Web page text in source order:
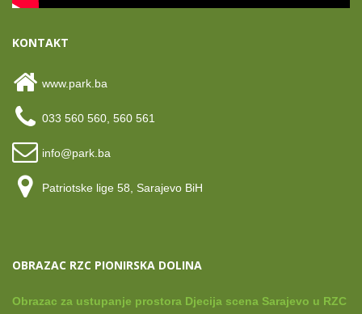
KONTAKT
www.park.ba
033 560 560, 560 561
info@park.ba
Patriotske lige 58, Sarajevo BiH
OBRAZAC RZC PIONIRSKA DOLINA
Obrazac za ustupanje prostora Djecija scena Sarajevo u RZC